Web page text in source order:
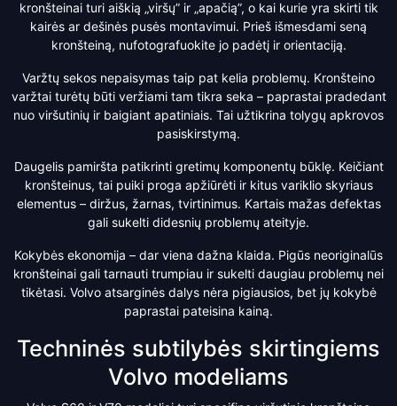
kronšteinai turi aiškią „viršų” ir „apačią”, o kai kurie yra skirti tik
kairės ar dešinės pusės montavimui. Prieš išmesdami seną
kronšteiną, nufotografuokite jo padėtį ir orientaciją.
Varžtų sekos nepaisymas taip pat kelia problemų. Kronšteino
varžtai turėtų būti veržiami tam tikra seka – paprastai pradedant
nuo viršutinių ir baigiant apatiniais. Tai užtikrina tolygų apkrovos
pasiskirstymą.
Daugelis pamiršta patikrinti gretimų komponentų būklę. Keičiant
kronšteinus, tai puiki proga apžiūrėti ir kitus variklio skyriaus
elementus – diržus, žarnas, tvirtinimus. Kartais mažas defektas
gali sukelti didesnių problemų ateityje.
Kokybės ekonomija – dar viena dažna klaida. Pigūs neoriginalūs
kronšteinai gali tarnauti trumpiau ir sukelti daugiau problemų nei
tikėtasi. Volvo atsarginės dalys nėra pigiausios, bet jų kokybė
paprastai pateisina kainą.
Techninės subtilybės skirtingiems
Volvo modeliams